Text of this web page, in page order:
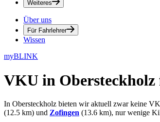
Weiteres
Über uns
Für Fahrlehrer
Wissen
myBLINK
VKU in Obersteckholz
In Obersteckholz bieten wir aktuell zwar keine
(12.5 km) und Zofingen (13.6 km), nur wenige